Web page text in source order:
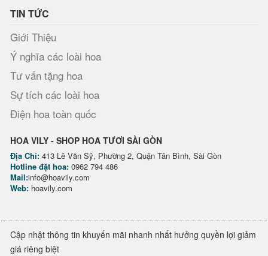
TIN TỨC
Giới Thiệu
Ý nghĩa các loài hoa
Tư vấn tặng hoa
Sự tích các loài hoa
Điện hoa toàn quốc
HOA VILY - SHOP HOA TƯƠI SÀI GÒN
Địa Chỉ: 413 Lê Văn Sỹ, Phường 2, Quận Tân Bình, Sài Gòn
Hotline đặt hoa: 0962 794 486
Mail:info@hoavily.com
Web: hoavily.com
Cập nhật thông tin khuyến mãi nhanh nhất hưởng quyền lợi giảm
giá riêng biệt